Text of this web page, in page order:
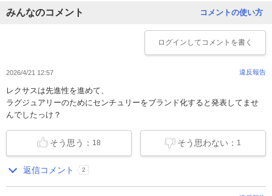
コメントの使い方
みんなのコメント
ログイン してコメントを書く
2026/4/21 12:57 違反報告
レクサスは先進性を進めて、
ラグジュアリーのためにセンチュリーをブランド化すると発表してませ
んでしたっけ？
そう思わない： 1
そう思う： 18
返信コメント 2